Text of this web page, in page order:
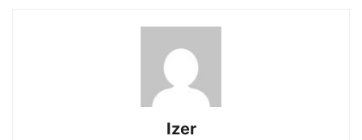
Izer